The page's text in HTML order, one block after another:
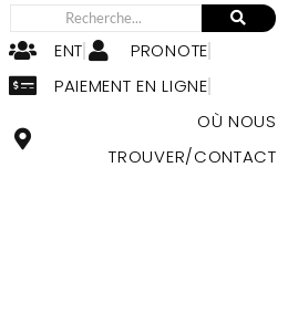
ENT
PRONOTE
PAIEMENT EN LIGNE
OÙ NOUS
TROUVER/CONTACT